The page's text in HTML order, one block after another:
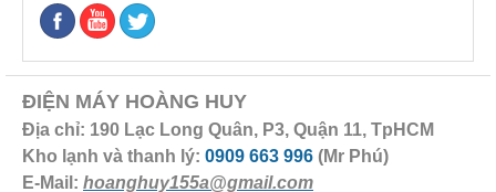
ĐIỆN MÁY HOÀNG HUY
Địa chỉ: 190 Lạc Long Quân, P3, Quận 11, TpHCM
Kho lạnh và thanh lý: 0909 663 996 (Mr Phú)
E-Mail: hoanghuy155a@gmail.com